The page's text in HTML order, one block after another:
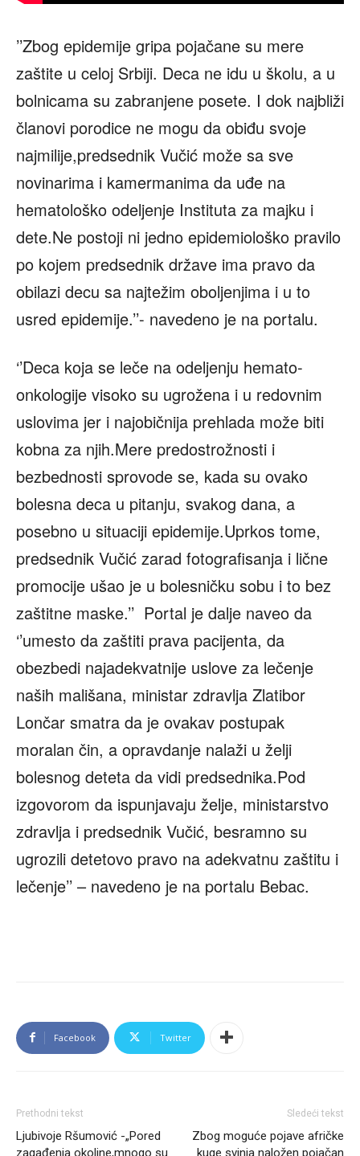
’’Zbog epidemije gripa pojačane su mere
zaštite u celoj Srbiji. Deca ne idu u školu, a u
bolnicama su zabranjene posete. I dok najbliži
članovi porodice ne mogu da obiđu svoje
najmilije,predsednik Vučić može sa sve
novinarima i kamermanima da uđe na
hematološko odeljenje Instituta za majku i
dete.Ne postoji ni jedno epidemiološko pravilo
po kojem predsednik države ima pravo da
obilazi decu sa najtežim oboljenjima i u to
usred epidemije.’’- navedeno je na portalu.
‘’Deca koja se leče na odeljenju hemato-
onkologije visoko su ugrožena i u redovnim
uslovima jer i najobičnija prehlada može biti
kobna za njih.Mere predostrožnosti i
bezbednosti sprovode se, kada su ovako
bolesna deca u pitanju, svakog dana, a
posebno u situaciji epidemije.Uprkos tome,
predsednik Vučić zarad fotografisanja i lične
promocije ušao je u bolesničku sobu i to bez
zaštitne maske.’’ Portal je dalje naveo da
‘’umesto da zaštiti prava pacijenta, da
obezbedi najadekvatnije uslove za lečenje
naših mališana, ministar zdravlja Zlatibor
Lončar smatra da je ovakav postupak
moralan čin, a opravdanje nalaži u želji
bolesnog deteta da vidi predsednika.Pod
izgovorom da ispunjavaju želje, ministarstvo
zdravlja i predsednik Vučić, besramno su
ugrozili detetovo pravo na adekvatnu zaštitu i
lečenje’’ – navedeno je na portalu Bebac.
Facebook Twitter
Prethodni tekst
Ljubivoje Ršumović -„Pored
zagađenja okoline,mnogo su
Sledeći tekst
Zbog moguće pojave afričke
kuge svinja naložen pojačan